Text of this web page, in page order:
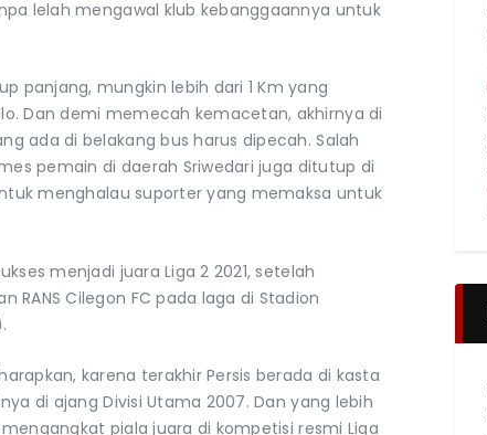
lelah mengawal klub kebanggaannya untuk
panjang, mungkin lebih dari 1 Km yang
Dan demi memecah kemacetan, akhirnya di
ada di belakang bus harus dipecah. Salah
pemain di daerah Sriwedari juga ditutup di
menghalau suporter yang memaksa untuk
menjadi juara Liga 2 2021, setelah
RANS Cilegon FC pada laga di Stadion
karena terakhir Persis berada di kasta
di ajang Divisi Utama 2007. Dan yang lebih
piala juara di kompetisi resmi Liga